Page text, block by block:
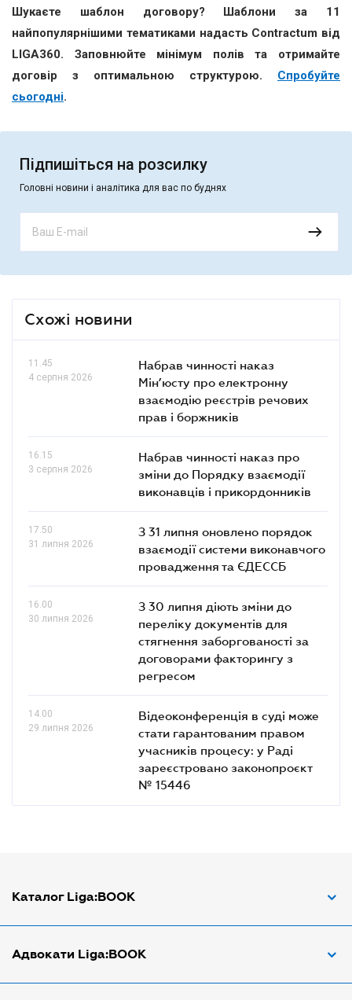
Шукаєте шаблон договору? Шаблони за 11
найпопулярнішими тематиками надасть Contractum від
LIGA360. Заповнюйте мінімум полів та отримайте
договір з оптимальною структурою.
Спробуйте
сьогодні.
Підпишіться на розсилку
Головні новини і аналітика для вас по буднях
Схожі новини
11.45
4 серпня 2026
Набрав чинності наказ
Мін’юсту про електронну
взаємодію реєстрів речових
прав і боржників
16.15
3 серпня 2026
Набрав чинності наказ про
зміни до Порядку взаємодії
виконавців і прикордонників
17.50
31 липня 2026
З 31 липня оновлено порядок
взаємодії системи виконавчого
провадження та ЄДЕССБ
16.00
30 липня 2026
З 30 липня діють зміни до
переліку документів для
стягнення заборгованості за
договорами факторингу з
регресом
14.00
29 липня 2026
Відеоконференція в суді може
стати гарантованим правом
учасників процесу: у Раді
зареєстровано законопроєкт
№ 15446
Каталог Liga:BOOK
Адвокат по ДТП
Адвокати Liga:BOOK